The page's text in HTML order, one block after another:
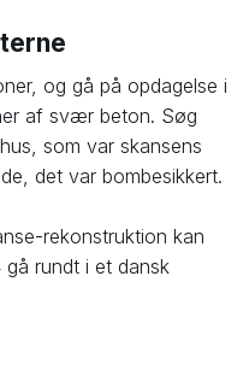
og gå på opdagelse i
af svær beton. Søg
som var skansens
det var bombesikkert.
rekonstruktion kan
rundt i et dansk